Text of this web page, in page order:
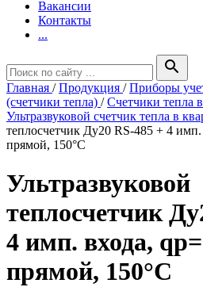
Вакансии
Контакты
...
search
Главная /Продукция /Приборы
(счетчики тепла) /Счетчики тепла
Ультразвуковой счетчик тепла в
теплосчетчик Ду20 RS-485 + 4
прямой, 150°C
Ультразвуковой
теплосчетчик
4 имп. входа,
прямой, 150°C